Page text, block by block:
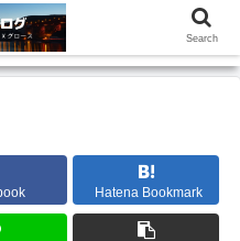
Hatena Bookmark
Search